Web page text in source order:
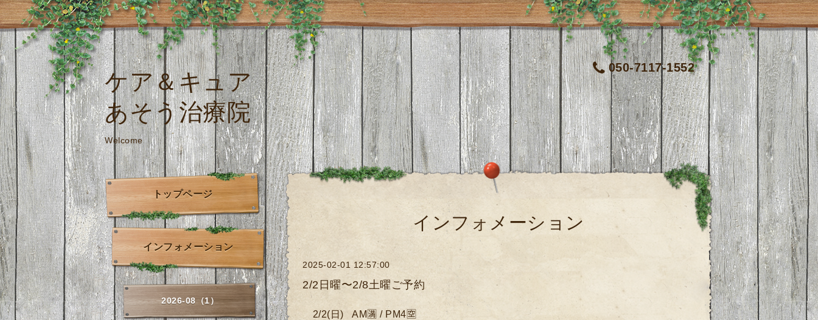
050-7117-1552
ケア＆キュア
あそう治療院
Welcome
インフォメーション
2025-02-01 12:57:00
2/2日曜〜2/8土曜ご予約
2/2(日 ) AM🈵 / PM4🈳
トップページ
インフォメーション
2026-08（1）